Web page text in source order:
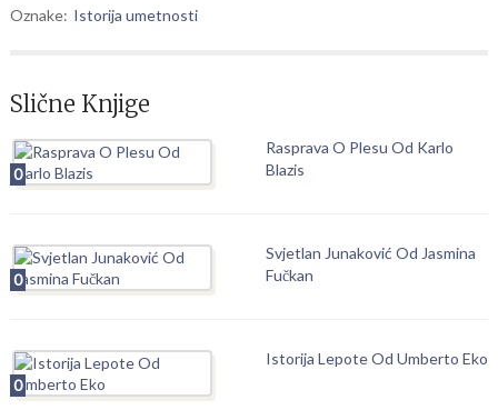
Oznake: Istorija umetnosti
Slične Knjige
0
Rasprava O Plesu Od Karlo
Blazis
0
Svjetlan Junaković Od Jasmina
Fučkan
0
Istorija Lepote Od Umberto Eko